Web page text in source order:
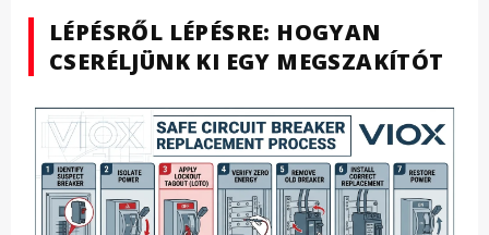
LÉPÉSRŐL LÉPÉSRE: HOGYAN
CSERÉLJÜNK KI EGY MEGSZAKÍTÓT